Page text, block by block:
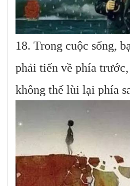
18. Trong cuộc sống,
phải tiến về phía
không thể lùi lại phía